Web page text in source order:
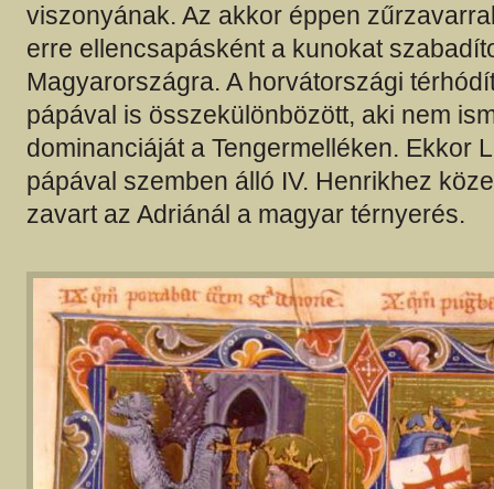
viszonyának. Az akkor éppen
erre ellencsapásként a kunokat
Magyarországra. A horvátországi
pápával is összekülönbözött, aki nem
dominanciáját a Tengermelléken. Ekkor
pápával szemben álló IV. Henrikhez
zavart az Adriánál a magyar térnyerés.